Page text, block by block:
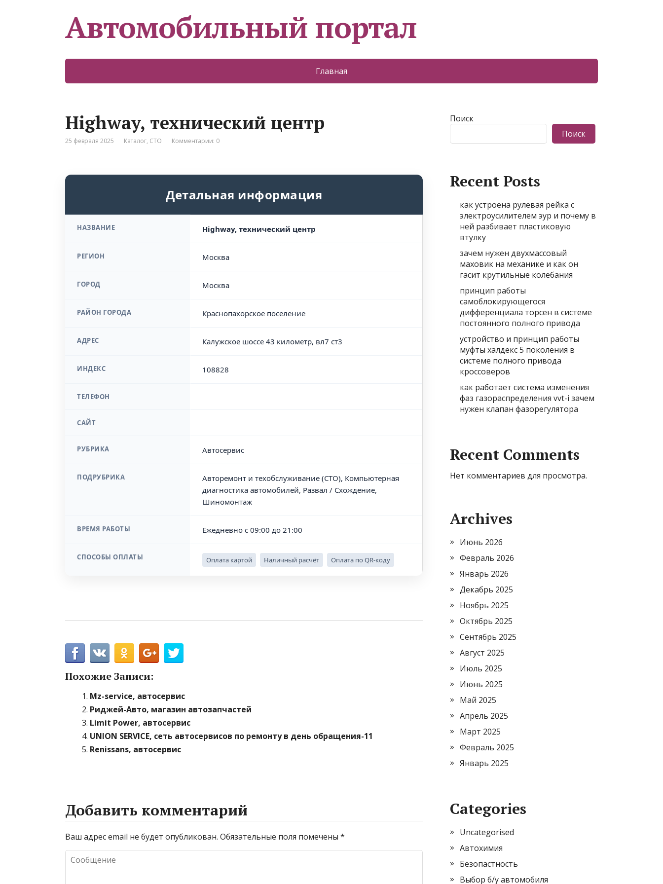
Автомобильный портал
Главная
Highway, технический центр
25 февраля 2025 Каталог, СТО Комментарии: 0
Детальная информация
НАЗВАНИЕ Highway, технический центр
РЕГИОН Москва
ГОРОД Москва
РАЙОН ГОРОДА Краснопахорское поселение
АДРЕС Калужское шоссе 43 километр, вл7 ст3
ИНДЕКС 108828
ТЕЛЕФОН
САЙТ
РУБРИКА Автосервис
ПОДРУБРИКА
Авторемонт и техобслуживание (СТО), Компьютерная
диагностика автомобилей, Развал / Схождение,
Шиномонтаж
ВРЕМЯ РАБОТЫ Ежедневно с 09:00 до 21:00
СПОСОБЫ ОПЛАТЫ Оплата картой Наличный расчёт Оплата по QR-коду
Похожие Записи:
Mz-service, автосервис
Риджей-Авто, магазин автозапчастей
Limit Power, автосервис
UNION SERVICE, сеть автосервисов по ремонту в день обращения-11
Renissans, автосервис
Добавить комментарий
Ваш адрес email не будет опубликован. Обязательные поля помечены *
Поиск
Поиск
Recent Posts
как устроена рулевая рейка с
электроусилителем эур и почему в
ней разбивает пластиковую
втулку
зачем нужен двухмассовый
маховик на механике и как он
гасит крутильные колебания
принцип работы
самоблокирующегося
дифференциала торсен в системе
постоянного полного привода
устройство и принцип работы
муфты халдекс 5 поколения в
системе полного привода
кроссоверов
как работает система изменения
фаз газораспределения vvt-i зачем
нужен клапан фазорегулятора
Recent Comments
Нет комментариев для просмотра.
Archives
Июнь 2026
Февраль 2026
Январь 2026
Декабрь 2025
Ноябрь 2025
Октябрь 2025
Сентябрь 2025
Август 2025
Июль 2025
Июнь 2025
Май 2025
Апрель 2025
Март 2025
Февраль 2025
Январь 2025
Categories
Uncategorised
Автохимия
Безопастность
Выбор б/у автомобиля